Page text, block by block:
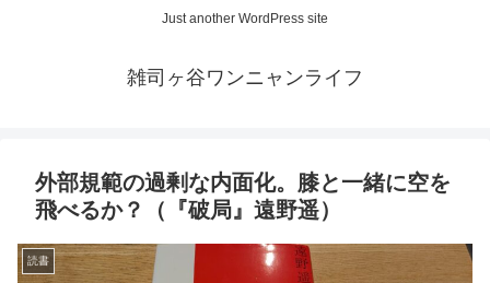
Just another WordPress site
雑司ヶ谷ワンニャンライフ
外部規範の過剰な内面化。膝と一緒に空を
飛べるか？（『破局』遠野遥）
読書